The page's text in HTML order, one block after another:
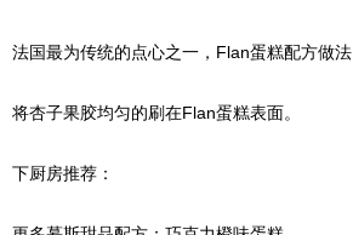
法国最为传统的点心之一，Flan蛋糕配方做法
将杏子果胶均匀的刷在Flan蛋糕表面。
下厨房推荐：